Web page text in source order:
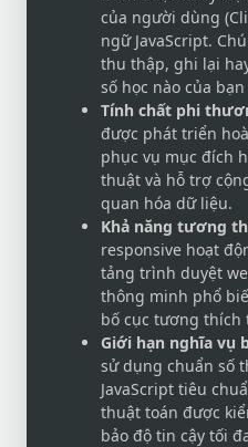
của người dùng
ngữ JavaScript.
thu thập, ghi lại
số học nào của
Tính chất phi
được phát triển
phục vụ mục đích
thuật và hỗ trợ
quan hóa dữ liệu.
Khả năng tương
responsive hoạt
tảng trình duyệt
thông minh phổ
bố cục tương thích
Giới hạn nghĩa vụ
sử dụng chuẩn số
JavaScript tiêu
thuật toán được
bảo độ tin cậy tối